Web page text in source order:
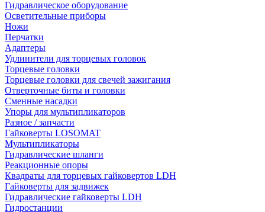
Гидравлическое оборудование
Осветительные приборы
Ножи
Перчатки
Адаптеры
Удлинители для торцевых головок
Торцевые головки
Торцевые головки для свечей зажигания
Отверточные биты и головки
Сменные насадки
Упоры для мультипликаторов
Разное / запчасти
Гайковерты LOSOMAT
Мультипликаторы
Гидравлические шланги
Реакционные опоры
Квадраты для торцевых гайковертов LDH
Гайковерты для задвижек
Гидравлические гайковерты LDH
Гидростанции